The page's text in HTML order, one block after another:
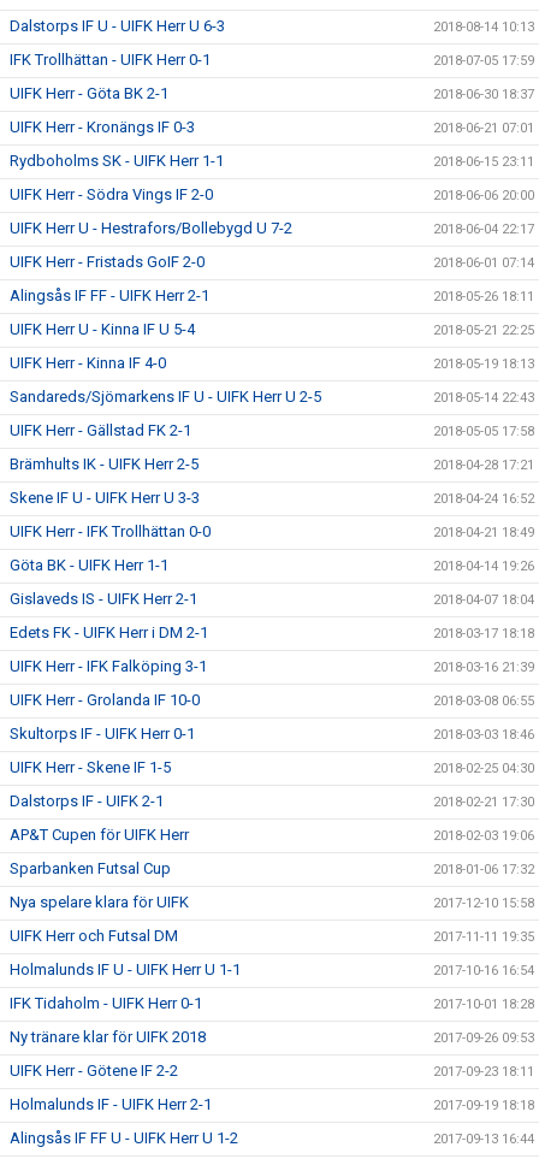
Dalstorps IF U - UIFK Herr U 6-3 2018-08-14 10:13
IFK Trollhättan - UIFK Herr 0-1 2018-07-05 17:59
UIFK Herr - Göta BK 2-1 2018-06-30 18:37
UIFK Herr - Kronängs IF 0-3 2018-06-21 07:01
Rydboholms SK - UIFK Herr 1-1 2018-06-15 23:11
UIFK Herr - Södra Vings IF 2-0 2018-06-06 20:00
UIFK Herr U - Hestrafors/Bollebygd U 7-2 2018-06-04 22:17
UIFK Herr - Fristads GoIF 2-0 2018-06-01 07:14
Alingsås IF FF - UIFK Herr 2-1 2018-05-26 18:11
UIFK Herr U - Kinna IF U 5-4 2018-05-21 22:25
UIFK Herr - Kinna IF 4-0 2018-05-19 18:13
Sandareds/Sjömarkens IF U - UIFK Herr U 2-5 2018-05-14 22:43
UIFK Herr - Gällstad FK 2-1 2018-05-05 17:58
Brämhults IK - UIFK Herr 2-5 2018-04-28 17:21
Skene IF U - UIFK Herr U 3-3 2018-04-24 16:52
UIFK Herr - IFK Trollhättan 0-0 2018-04-21 18:49
Göta BK - UIFK Herr 1-1 2018-04-14 19:26
Gislaveds IS - UIFK Herr 2-1 2018-04-07 18:04
Edets FK - UIFK Herr i DM 2-1 2018-03-17 18:18
UIFK Herr - IFK Falköping 3-1 2018-03-16 21:39
UIFK Herr - Grolanda IF 10-0 2018-03-08 06:55
Skultorps IF - UIFK Herr 0-1 2018-03-03 18:46
UIFK Herr - Skene IF 1-5 2018-02-25 04:30
Dalstorps IF - UIFK 2-1 2018-02-21 17:30
AP&T Cupen för UIFK Herr 2018-02-03 19:06
Sparbanken Futsal Cup 2018-01-06 17:32
Nya spelare klara för UIFK 2017-12-10 15:58
UIFK Herr och Futsal DM 2017-11-11 19:35
Holmalunds IF U - UIFK Herr U 1-1 2017-10-16 16:54
IFK Tidaholm - UIFK Herr 0-1 2017-10-01 18:28
Ny tränare klar för UIFK 2018 2017-09-26 09:53
UIFK Herr - Götene IF 2-2 2017-09-23 18:11
Holmalunds IF - UIFK Herr 2-1 2017-09-19 18:18
Alingsås IF FF U - UIFK Herr U 1-2 2017-09-13 16:44